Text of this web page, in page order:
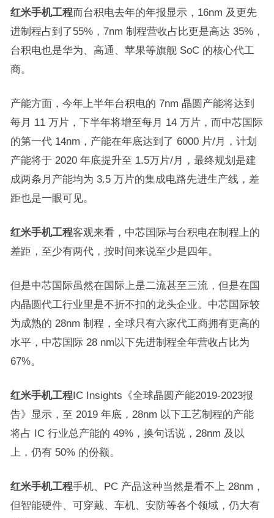
红米手机工程而台积电去年的年报显示，16nm 及更先
进制程占到了55%，7nm 制程营收占比更是高达 35%，
台积电也是华为、高通、苹果等旗舰 SoC 的核心代工
商。
产能方面，今年上半年台积电的 7nm 晶圆产能将达到
每月 11 万片，下半年将增至每月 14 万片，而中芯国际
的第一代 14nm，产能在年底达到了 6000 片/月，计划
产能将于 2020 年底提升至 1.5万片/月，最终规划是建
成两条月产能均为 3.5 万片的集成电路先进生产线，差
距也是一眼可见。
红米手机工程客观来看，中芯国际与台积电在制程上的
差距，至少有两代，按时间来说至少是四年。
但是中芯国际虽然在国际上是二流甚至三流，但是在国
内晶圆代工行业里是不折不扣的龙头企业。中芯国际较
为成熟的 28nm 制程，全球只有六家代工商拥有更高的
水平，中芯国际 28 nm以下先进制程全年营收占比为
67%。
红米手机工程IC Insights《全球晶圆产能2019-2023报
告》显示，至 2019 年底，28nm 以下工艺制程的产能
将占 IC 行业总产能的 49%，换句话说，28nm 及以
上，仍有 50% 的份额。
红米手机工程手机、PC 产品这种当然是看不上 28nm，
但智能硬件、可穿戴、车机、安防等各个领域，仍大有